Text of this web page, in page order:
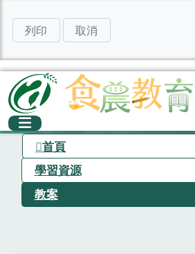
列印 取消
首頁
學習資源
教案